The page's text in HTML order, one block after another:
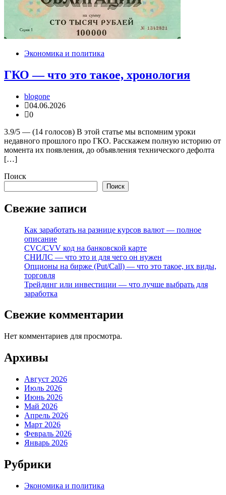
Экономика и политика
ГКО — что это такое, хронология
blogone
04.06.2026
0
3.9/5 — (14 голосов) В этой статье мы вспомним уроки
недавного прошлого про ГКО. Расскажем полную историю от
момента их появления, до объявления технического дефолта
[…]
Поиск
Поиск
Свежие записи
Как заработать на разнице курсов валют — полное
описание
CVC/CVV код на банковской карте
СНИЛС — что это и для чего он нужен
Опционы на бирже (Put/Call) — что это такое, их виды,
торговля
Трейдинг или инвестиции — что лучше выбрать для
заработка
Свежие комментарии
Нет комментариев для просмотра.
Архивы
Август 2026
Июль 2026
Июнь 2026
Май 2026
Апрель 2026
Март 2026
Февраль 2026
Январь 2026
Рубрики
Экономика и политика